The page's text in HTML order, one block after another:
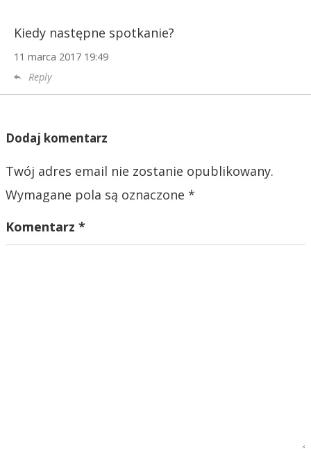
Kiedy następne spotkanie?
11 marca 2017 19:49
Reply
Dodaj komentarz
Twój adres email nie zostanie opublikowany.
Wymagane pola są oznaczone *
Komentarz *